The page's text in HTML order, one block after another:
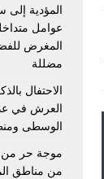
المؤدية إلى
عوامل
المغرض
مضللة
الاحتفال
العرش في
الوسطى
موجة حر من
من مناطق